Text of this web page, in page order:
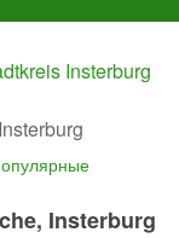
Insterburg
Insterburg